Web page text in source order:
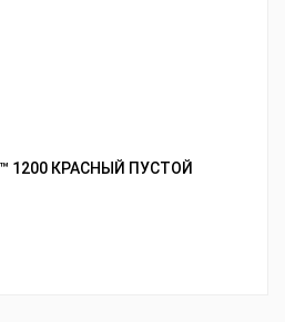
1200 КРАСНЫЙ ПУСТОЙ